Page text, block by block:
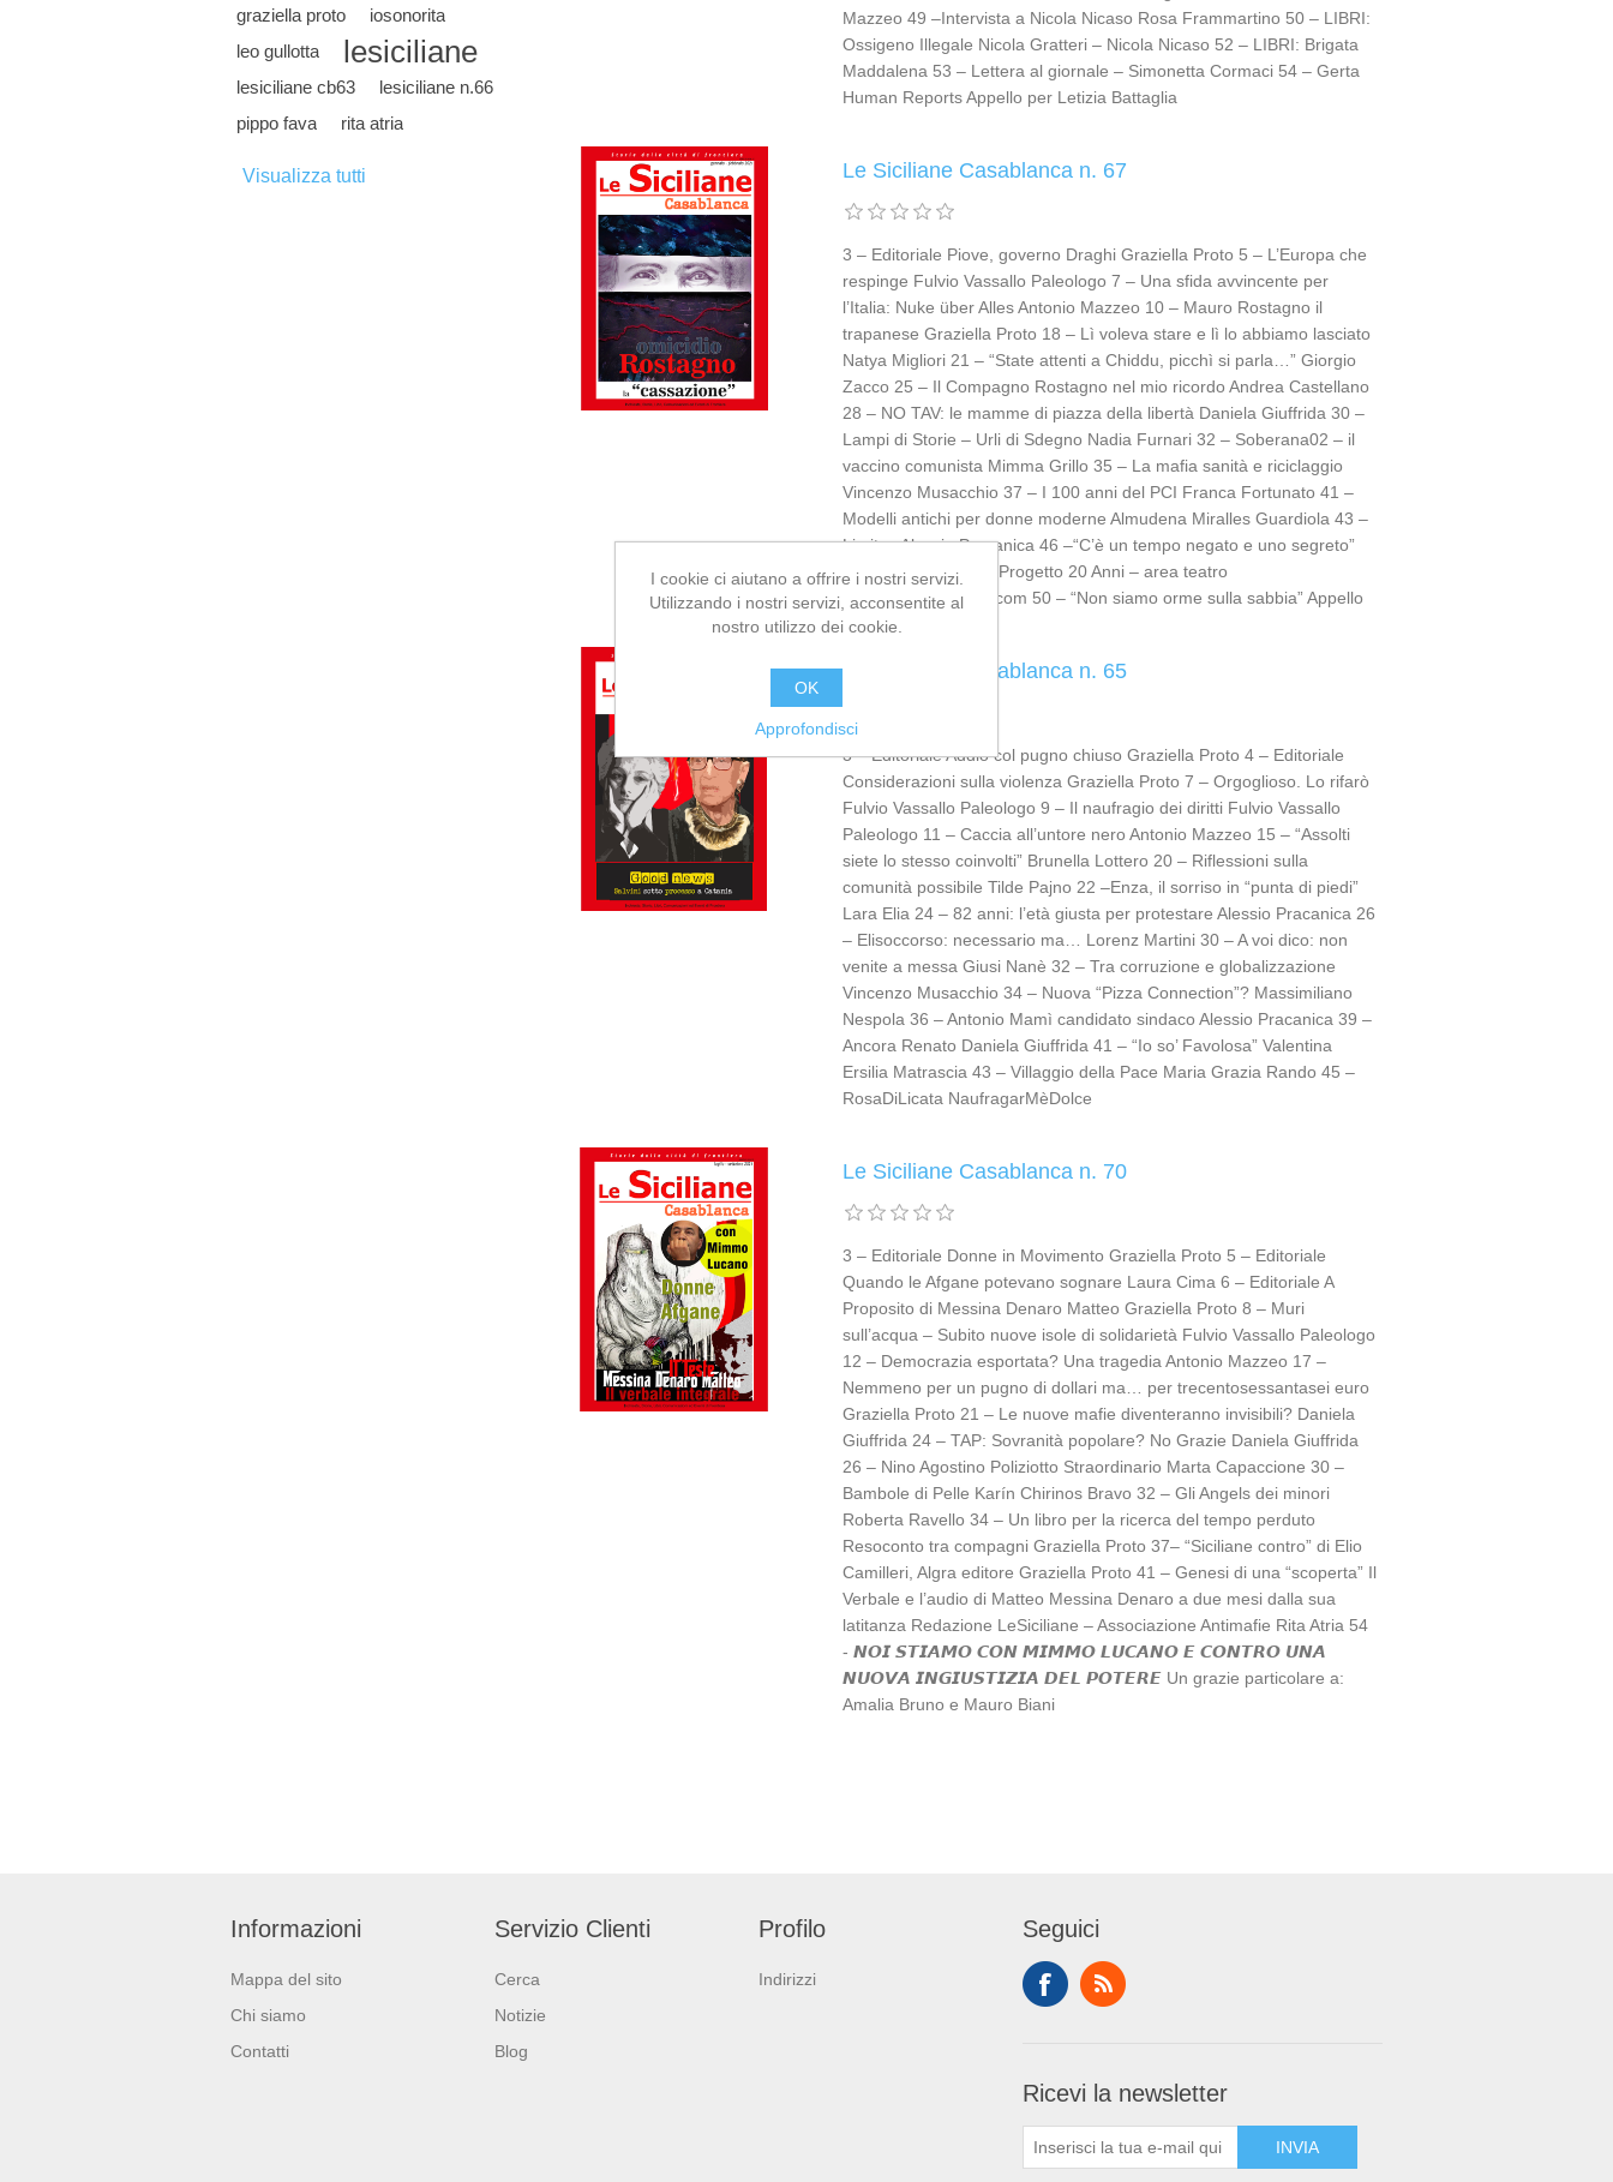
graziella proto
iosonorita
leo gullotta
lesiciliane
lesiciliane cb63
lesiciliane n.66
pippo fava
rita atria
Visualizza tutti
Mazzeo 49 –Intervista a Nicola Nicaso Rosa Frammartino 50 – LIBRI:
Ossigeno Illegale Nicola Gratteri – Nicola Nicaso 52 – LIBRI: Brigata
Maddalena 53 – Lettera al giornale – Simonetta Cormaci 54 – Gerta
Human Reports Appello per Letizia Battaglia
Le Siciliane Casablanca n. 67
3 – Editoriale Piove, governo Draghi Graziella Proto 5 – L’Europa che
respinge Fulvio Vassallo Paleologo 7 – Una sfida avvincente per
l’Italia: Nuke über Alles Antonio Mazzeo 10 – Mauro Rostagno il
trapanese Graziella Proto 18 – Lì voleva stare e lì lo abbiamo lasciato
Natya Migliori 21 – “State attenti a Chiddu, picchì si parla…” Giorgio
Zacco 25 – Il Compagno Rostagno nel mio ricordo Andrea Castellano
28 – NO TAV: le mamme di piazza della libertà Daniela Giuffrida 30 –
Lampi di Storie – Urli di Sdegno Nadia Furnari 32 – Soberana02 – il
vaccino comunista Mimma Grillo 35 – La mafia sanità e riciclaggio
Vincenzo Musacchio 37 – I 100 anni del PCI Franca Fortunato 41 –
Modelli antichi per donne moderne Almudena Miralles Guardiola 43 –
Limites Alessio Pracanica 46 –“C’è un tempo negato e uno segreto”
Graziella Proto 48 – Progetto 20 Anni – area teatro
produzionidalbasso.com 50 – “Non siamo orme sulla sabbia” Appello
Le Siciliane Casablanca n. 65
3 – Editoriale Addio col pugno chiuso Graziella Proto 4 – Editoriale
Considerazioni sulla violenza Graziella Proto 7 – Orgoglioso. Lo rifarò
Fulvio Vassallo Paleologo 9 – Il naufragio dei diritti Fulvio Vassallo
Paleologo 11 – Caccia all’untore nero Antonio Mazzeo 15 – “Assolti
siete lo stesso coinvolti” Brunella Lottero 20 – Riflessioni sulla
comunità possibile Tilde Pajno 22 –Enza, il sorriso in “punta di piedi”
Lara Elia 24 – 82 anni: l’età giusta per protestare Alessio Pracanica 26
– Elisoccorso: necessario ma… Lorenz Martini 30 – A voi dico: non
venite a messa Giusi Nanè 32 – Tra corruzione e globalizzazione
Vincenzo Musacchio 34 – Nuova “Pizza Connection”? Massimiliano
Nespola 36 – Antonio Mamì candidato sindaco Alessio Pracanica 39 –
Ancora Renato Daniela Giuffrida 41 – “Io so’ Favolosa” Valentina
Ersilia Matrascia 43 – Villaggio della Pace Maria Grazia Rando 45 –
RosaDiLicata NaufragarMèDolce
Le Siciliane Casablanca n. 70
3 – Editoriale Donne in Movimento Graziella Proto 5 – Editoriale
Quando le Afgane potevano sognare Laura Cima 6 – Editoriale A
Proposito di Messina Denaro Matteo Graziella Proto 8 – Muri
sull’acqua – Subito nuove isole di solidarietà Fulvio Vassallo Paleologo
12 – Democrazia esportata? Una tragedia Antonio Mazzeo 17 –
Nemmeno per un pugno di dollari ma… per trecentosessantasei euro
Graziella Proto 21 – Le nuove mafie diventeranno invisibili? Daniela
Giuffrida 24 – TAP: Sovranità popolare? No Grazie Daniela Giuffrida
26 – Nino Agostino Poliziotto Straordinario Marta Capaccione 30 –
Bambole di Pelle Karín Chirinos Bravo 32 – Gli Angels dei minori
Roberta Ravello 34 – Un libro per la ricerca del tempo perduto
Resoconto tra compagni Graziella Proto 37– “Siciliane contro” di Elio
Camilleri, Algra editore Graziella Proto 41 – Genesi di una “scoperta” Il
Verbale e l’audio di Matteo Messina Denaro a due mesi dalla sua
latitanza Redazione LeSiciliane – Associazione Antimafie Rita Atria 54
- 𝙉𝙊𝙄 𝙎𝙏𝙄𝘼𝙈𝙊 𝘾𝙊𝙉 𝙈𝙄𝙈𝙈𝙊 𝙇𝙐𝘾𝘼𝙉𝙊 𝙀 𝘾𝙊𝙉𝙏𝙍𝙊 𝙐𝙉𝘼
𝙉𝙐𝙊𝙑𝘼 𝙄𝙉𝙂𝙄𝙐𝙎𝙏𝙄𝙕𝙄𝘼 𝘿𝙀𝙇 𝙋𝙊𝙏𝙀𝙍𝙀 Un grazie particolare a:
Amalia Bruno e Mauro Biani
Informazioni
Mappa del sito
Chi siamo
Contatti
Servizio Clienti
Cerca
Notizie
Blog
Profilo
Indirizzi
Seguici
Ricevi la newsletter
I cookie ci aiutano a offrire i nostri servizi.
Utilizzando i nostri servizi, acconsentite al
nostro utilizzo dei cookie.
OK
Approfondisci